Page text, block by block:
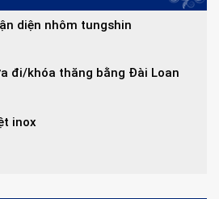
diện nhôm tungshin
đi/khóa thăng bằng Đài Loan
inox